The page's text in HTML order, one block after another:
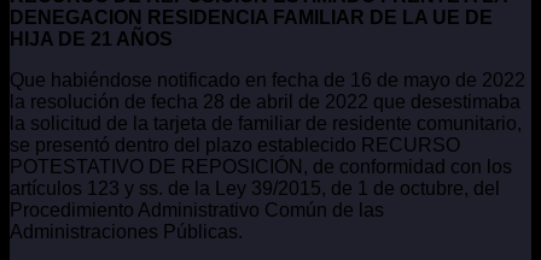
DENEGACION RESIDENCIA FAMILIAR DE LA UE DE
HIJA DE 21 AÑOS
Que habiéndose notificado en fecha de 16 de mayo de 2022
la resolución de fecha 28 de abril de 2022 que desestimaba
la solicitud de la tarjeta de familiar de residente comunitario,
se presentó dentro del plazo establecido RECURSO
POTESTATIVO DE REPOSICIÓN, de conformidad con los
artículos 123 y ss. de la Ley 39/2015, de 1 de octubre, del
Procedimiento Administrativo Común de las
Administraciones Públicas.